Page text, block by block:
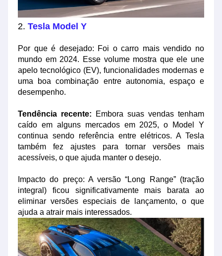
2. Tesla Model Y
Por que é desejado: Foi o carro mais vendido no
mundo em 2024. Esse volume mostra que ele une
apelo tecnológico (EV), funcionalidades modernas e
uma boa combinação entre autonomia, espaço e
desempenho.
Tendência recente: Embora suas vendas tenham
caído em alguns mercados em 2025, o Model Y
continua sendo referência entre elétricos. A Tesla
também fez ajustes para tornar versões mais
acessíveis, o que ajuda manter o desejo.
Impacto do preço: A versão “Long Range” (tração
integral) ficou significativamente mais barata ao
eliminar versões especiais de lançamento, o que
ajuda a atrair mais interessados.